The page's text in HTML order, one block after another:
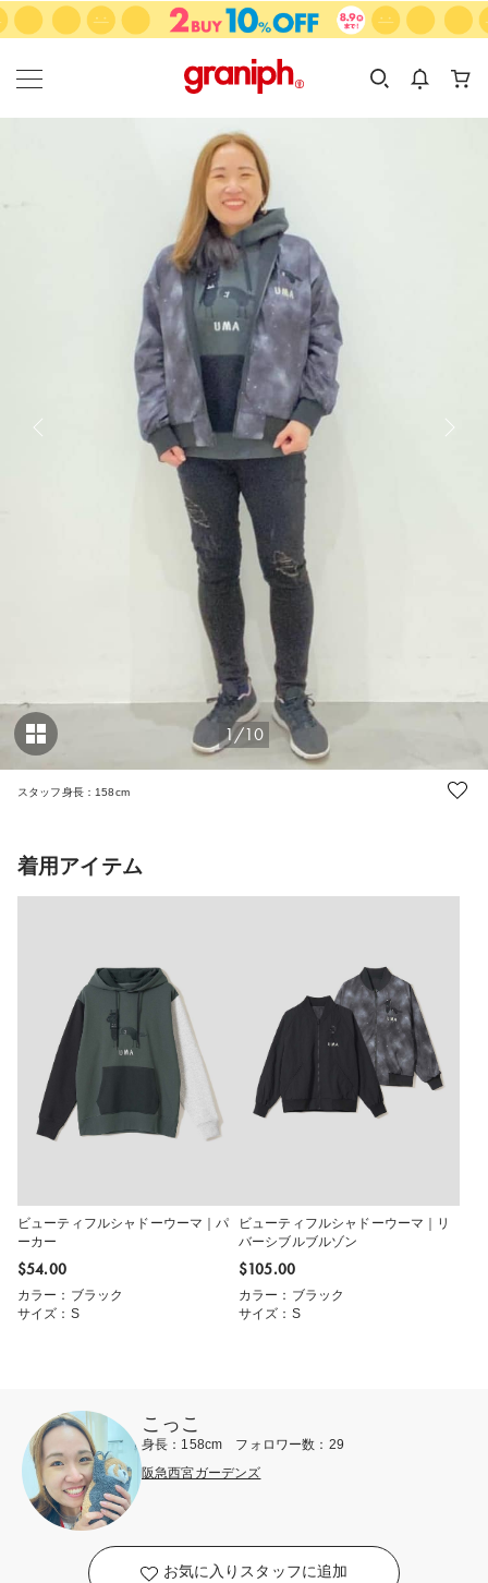
カテゴリーから探す
KIDS
カテゴリ
サイズ
1/10
スタッフ身長：158cm
着用アイテム
ビューティフルシャドーウーマ｜パ
ーカー
$‌54.00
カラー：ブラック
サイズ：S
ビューティフルシャドーウーマ｜リ
バーシブルブルゾン
$‌105.00
カラー：ブラック
サイズ：S
こっこ
身長：158cm フォロワー数：29
阪急西宮ガーデンズ
お気に入りスタッフに追加